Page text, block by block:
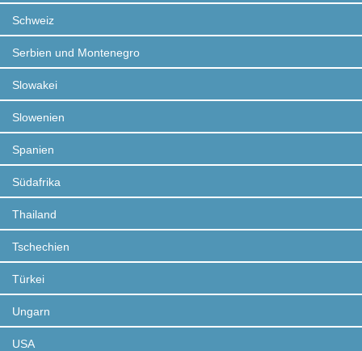
Schweiz
Serbien und Montenegro
Slowakei
Slowenien
Spanien
Südafrika
Thailand
Tschechien
Türkei
Ungarn
USA